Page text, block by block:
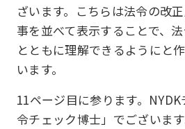
ざいます。こちらは法令の改
事を並べて表示することで、
とともに理解できるようにと
います。
11ページ目に参ります。
令チェック博士」でございま